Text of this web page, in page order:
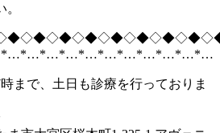
まで、土日も診療を行っておりま